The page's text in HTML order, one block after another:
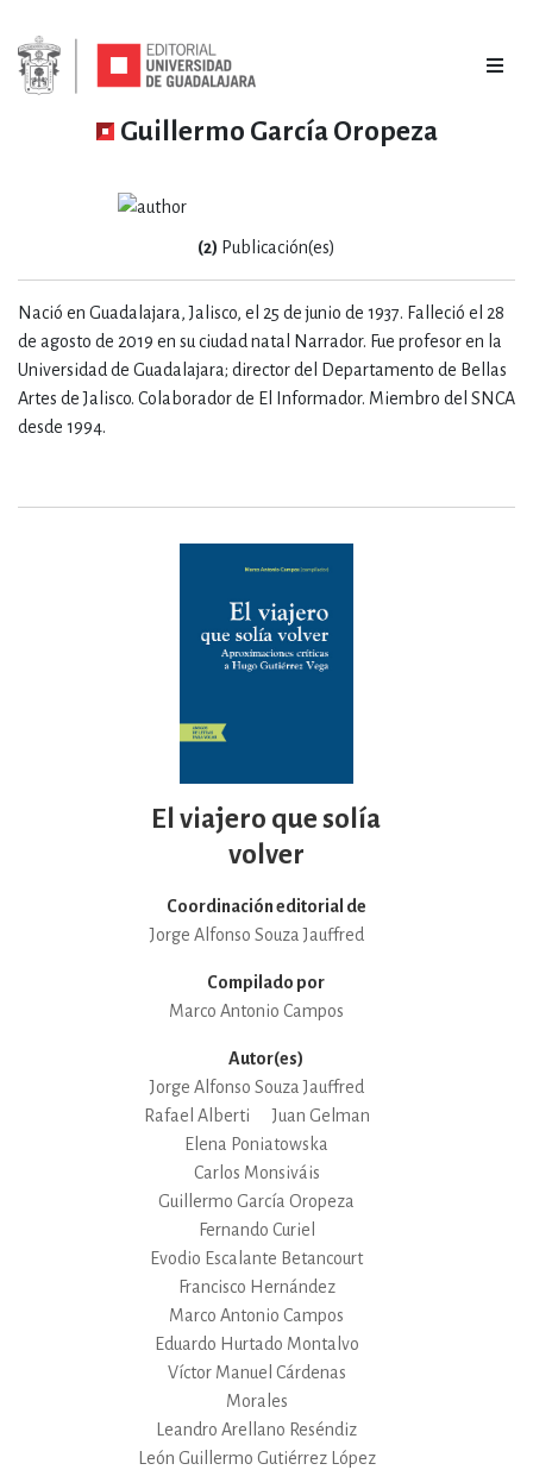
Guillermo García Oropeza
Nació en Guadalajara, Jalisco, el 25 de junio de 1937. Falleció el 28
de agosto de 2019 en su ciudad natal Narrador. Fue profesor en la
Universidad de Guadalajara; director del Departamento de Bellas
Artes de Jalisco. Colaborador de El Informador. Miembro del SNCA
desde 1994.
(2) Publicación(es)
El viajero que solía
volver
Coordinación editorial de
Jorge Alfonso Souza Jauffred
Compilado por
Marco Antonio Campos
Autor(es)
Jorge Alfonso Souza Jauffred
Rafael Alberti
Juan Gelman
Elena Poniatowska
Carlos Monsiváis
Guillermo García Oropeza
Fernando Curiel
Evodio Escalante Betancourt
Francisco Hernández
Marco Antonio Campos
Eduardo Hurtado Montalvo
Víctor Manuel Cárdenas
Morales
Leandro Arellano Reséndiz
León Guillermo Gutiérrez López